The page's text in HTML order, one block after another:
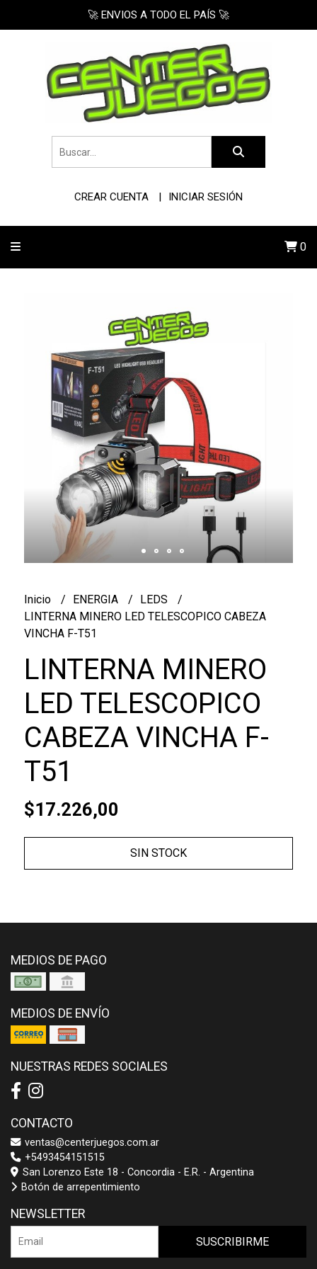
🚀 ENVIOS A TODO EL PAÍS 🚀
CREAR CUENTA INICIAR SESIÓN
0
Inicio ENERGIA
LEDS
LINTERNA MINERO LED TELESCOPICO CABEZA
VINCHA F-T51
LINTERNA MINERO
LED TELESCOPICO
CABEZA VINCHA F-
T51
$17.226,00
SIN STOCK
MEDIOS DE PAGO
MEDIOS DE ENVÍO
NUESTRAS REDES SOCIALES
CONTACTO
ventas@centerjuegos.com.ar
+5493454151515
San Lorenzo Este 18 - Concordia - E.R. - Argentina
Botón de arrepentimiento
NEWSLETTER
SUSCRIBIRME